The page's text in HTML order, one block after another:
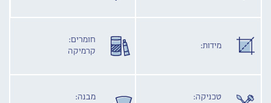
מידות:
חומרים:
קרמיקה
טכניקה:
מבנה: